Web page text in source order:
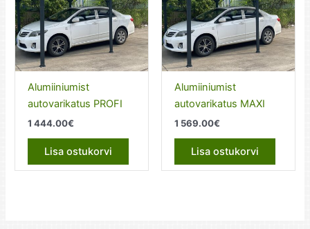
Alumiiniumist
autovarikatus PROFI
1 444.00€
Lisa ostukorvi
Alumiiniumist
autovarikatus MAXI
1 569.00€
Lisa ostukorvi